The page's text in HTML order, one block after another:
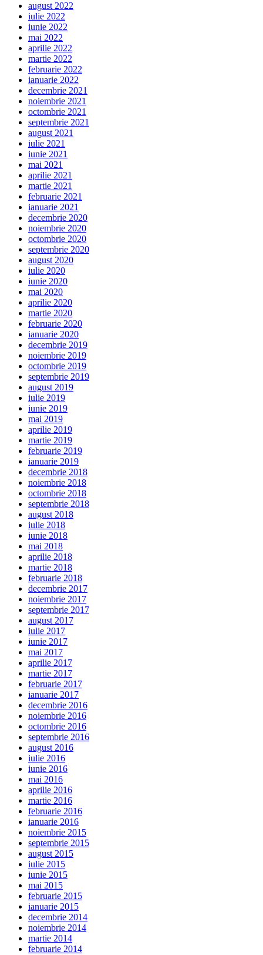
august 2022
iulie 2022
iunie 2022
mai 2022
aprilie 2022
martie 2022
februarie 2022
ianuarie 2022
decembrie 2021
noiembrie 2021
octombrie 2021
septembrie 2021
august 2021
iulie 2021
iunie 2021
mai 2021
aprilie 2021
martie 2021
februarie 2021
ianuarie 2021
decembrie 2020
noiembrie 2020
octombrie 2020
septembrie 2020
august 2020
iulie 2020
iunie 2020
mai 2020
aprilie 2020
martie 2020
februarie 2020
ianuarie 2020
decembrie 2019
noiembrie 2019
octombrie 2019
septembrie 2019
august 2019
iulie 2019
iunie 2019
mai 2019
aprilie 2019
martie 2019
februarie 2019
ianuarie 2019
decembrie 2018
noiembrie 2018
octombrie 2018
septembrie 2018
august 2018
iulie 2018
iunie 2018
mai 2018
aprilie 2018
martie 2018
februarie 2018
decembrie 2017
noiembrie 2017
septembrie 2017
august 2017
iulie 2017
iunie 2017
mai 2017
aprilie 2017
martie 2017
februarie 2017
ianuarie 2017
decembrie 2016
noiembrie 2016
octombrie 2016
septembrie 2016
august 2016
iulie 2016
iunie 2016
mai 2016
aprilie 2016
martie 2016
februarie 2016
ianuarie 2016
noiembrie 2015
septembrie 2015
august 2015
iulie 2015
iunie 2015
mai 2015
februarie 2015
ianuarie 2015
decembrie 2014
noiembrie 2014
martie 2014
februarie 2014